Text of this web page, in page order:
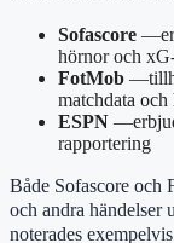
Sofascore
hörnor och
FotMob
matchdata
ESPN
rapportering
Både Sofascore
och andra händelser
noterades